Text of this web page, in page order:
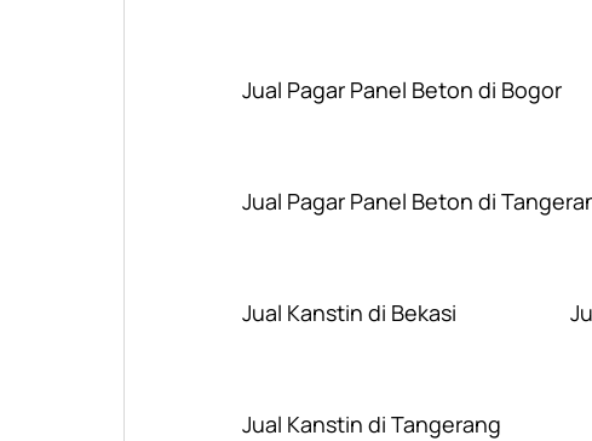
Jual Pagar Panel Beton di Bogor
Jual Pagar Panel Beton di
Jual Kanstin di Bekasi
Jual Kanstin di Tangerang